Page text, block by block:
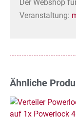
Der Webshop
Veranstaltung:
Ähnliche